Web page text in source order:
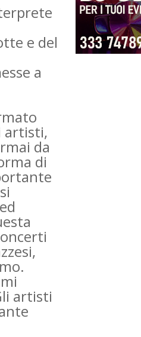
e del
a
artisti,
da
di
artisti